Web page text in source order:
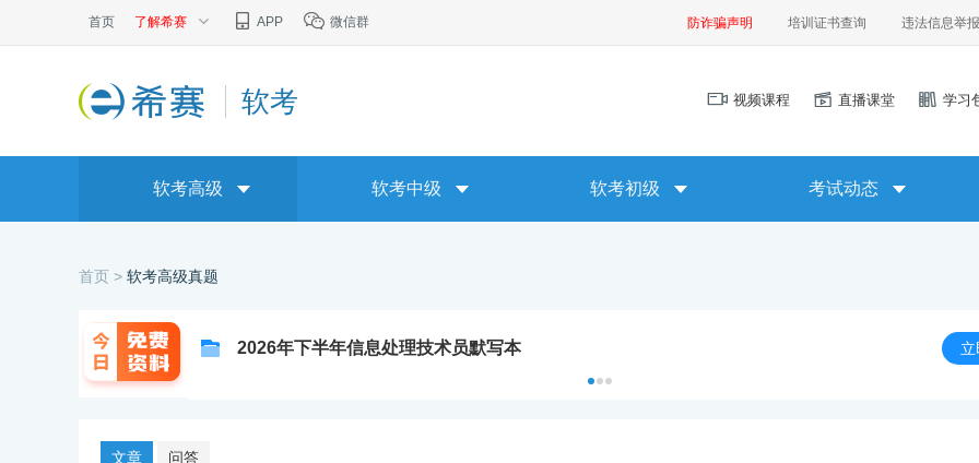
首页 了解希赛 APP 微信群 防诈骗声明 培训证书查询 违法信息举报
软考 视频课程 直播课堂 学习
软考高级 软考中级 软考初级 考试动态
首页 > 软考高级真题
2026年下半年信息处理技术员默写本
文章 问答